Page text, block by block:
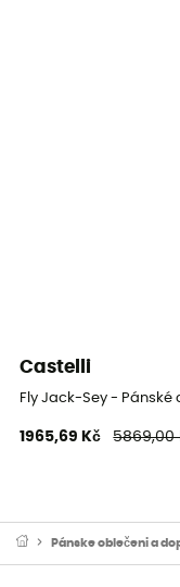
Castelli
Fly Jack-Sey - Pánské
1965,69 Kč 5869,00
Pánske oblečeni a